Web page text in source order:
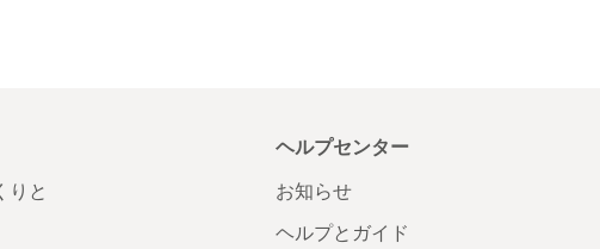
りと
ヘルプセンター
お知らせ
ヘルプとガイド